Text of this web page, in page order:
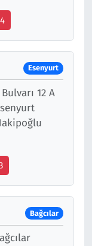
Esenyurt
12 A
Bağcılar